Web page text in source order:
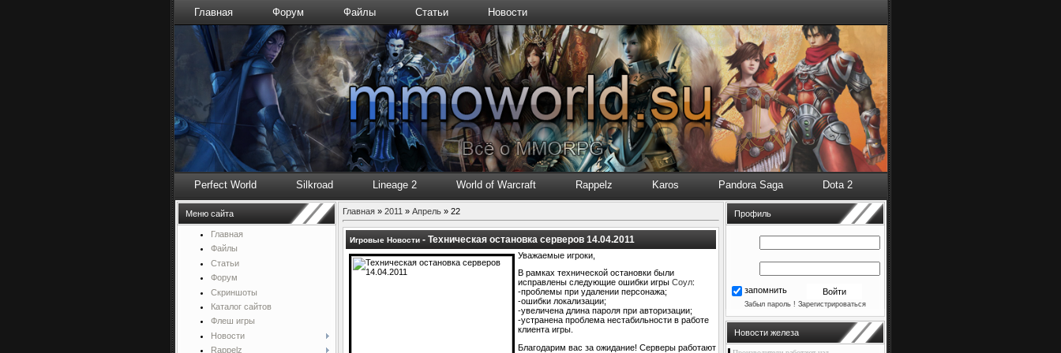
Главная Форум Файлы Статьи Новости
Perfect World Silkroad Lineage 2 World of Warcraft Rappelz Karos Pandora Saga Dota 2
Меню сайта
Главная
Файлы
Статьи
Форум
Скриншоты
Каталог сайтов
Флеш игры
Новости
Rappelz
Главная » 2011 » Апрель » 22
Игровые Новости - Техническая остановка серверов 14.04.2011
Уважаемые игроки,
В рамках технической остановки были
исправлены следующие ошибки игры Соул:
-проблемы при удалении персонажа;
-ошибки локализации;
-увеличена длина пароля при авторизации;
-устранена проблема нестабильности в работе
клиента игры.
Благодарим вас за ожидание! Серверы работают
Профиль
запомнить
Забыл пароль ! Зарегистрироваться
Новости железа